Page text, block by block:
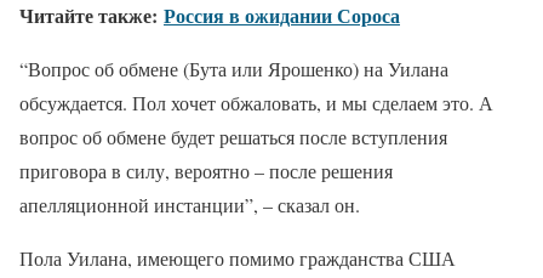
Читайте также: Россия в ожидании Сороса
“Вопрос об обмене (Бута или Ярошенко) на Уилана
обсуждается. Пол хочет обжаловать, и мы сделаем это. А
вопрос об обмене будет решаться после вступления
приговора в силу, вероятно – после решения
апелляционной инстанции”, – сказал он.
Пола Уилана, имеющего помимо гражданства США